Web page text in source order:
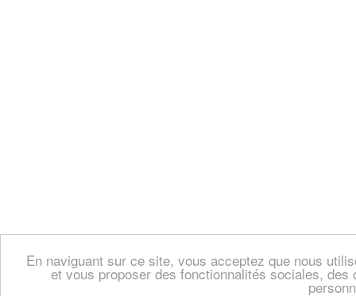
En naviguant sur ce site, vous acceptez que nous
et vous proposer des fonctionnalités sociales,